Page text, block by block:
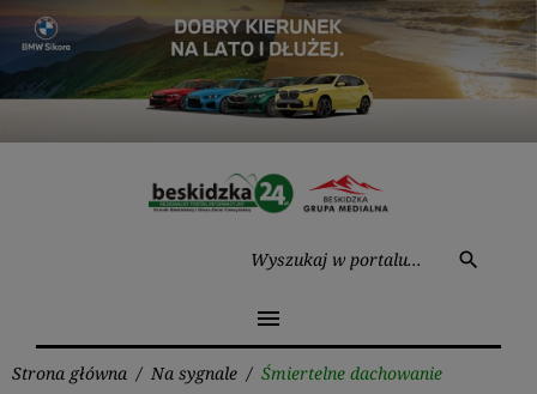
Przejdź
treści
search
menu
Strona główna / Na sygnale / Śmiertelne dachowanie